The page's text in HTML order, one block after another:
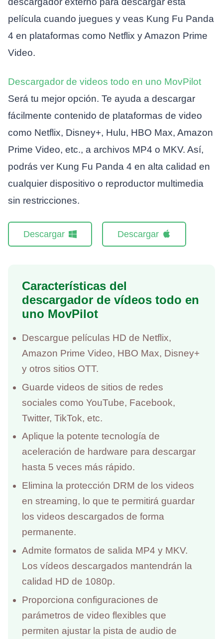
película cuando juegues y veas Kung Fu Panda
4 en plataformas como Netflix y Amazon Prime
Video.
Descargador de videos todo en uno MovPilot
Será tu mejor opción. Te ayuda a descargar
fácilmente contenido de plataformas de video
como Netflix, Disney+, Hulu, HBO Max, Amazon
Prime Video, etc., a archivos MP4 o MKV. Así,
podrás ver Kung Fu Panda 4 en alta calidad en
cualquier dispositivo o reproductor multimedia
sin restricciones.
Descargar Descargar
Características del
descargador de vídeos todo en
uno MovPilot
Descargue películas HD de Netflix,
Amazon Prime Video, HBO Max, Disney+
y otros sitios OTT.
Guarde videos de sitios de redes
sociales como YouTube, Facebook,
Twitter, TikTok, etc.
Aplique la potente tecnología de
aceleración de hardware para descargar
hasta 5 veces más rápido.
Elimina la protección DRM de los videos
en streaming, lo que te permitirá guardar
los videos descargados de forma
permanente.
Admite formatos de salida MP4 y MKV.
Los vídeos descargados mantendrán la
calidad HD de 1080p.
Proporciona configuraciones de
parámetros de video flexibles que
permiten ajustar la pista de audio de